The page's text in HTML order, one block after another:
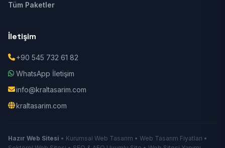
Tüm Paketler
İletişim
+90 545 732 61 82
WhatsApp İletişim
info@kraltasarim.com
kraltasarim.com
Hazır Web Sitesi • Kurumsal Web Tasarım • Web Tasarım Fiyatları •